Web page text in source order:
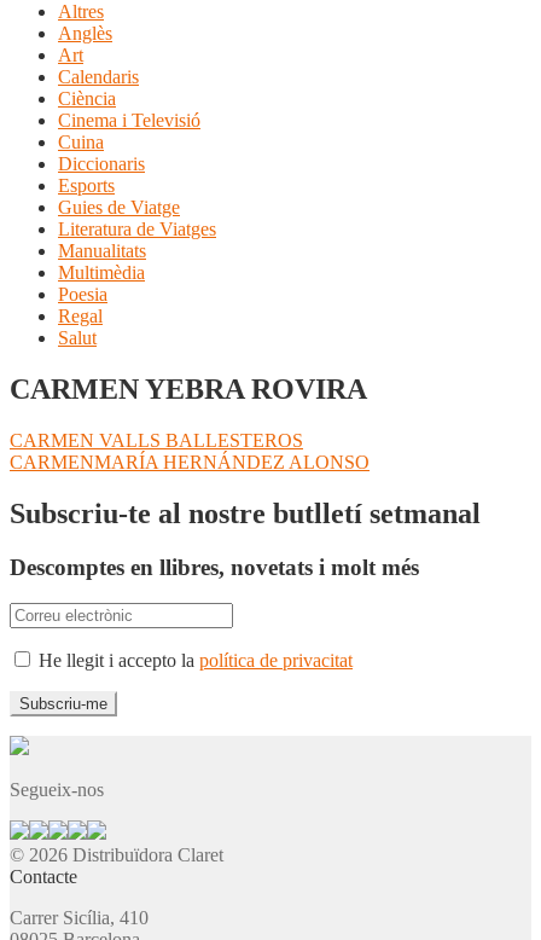
Altres
Anglès
Art
Calendaris
Ciència
Cinema i Televisió
Cuina
Diccionaris
Esports
Guies de Viatge
Literatura de Viatges
Manualitats
Multimèdia
Poesia
Regal
Salut
CARMEN YEBRA ROVIRA
Navegació
d'entrades
Entrada
anterior:
CARMEN VALLS BALLESTEROS
Pròxima
CARMENMARÍA HERNÁNDEZ ALONSO
Subscriu-te al nostre butlletí setmanal
Descomptes en llibres, novetats i molt més
He llegit i accepto la política de privacitat
Segueix-nos
© 2026 Distribuïdora Claret
Contacte
Carrer Sicília, 410